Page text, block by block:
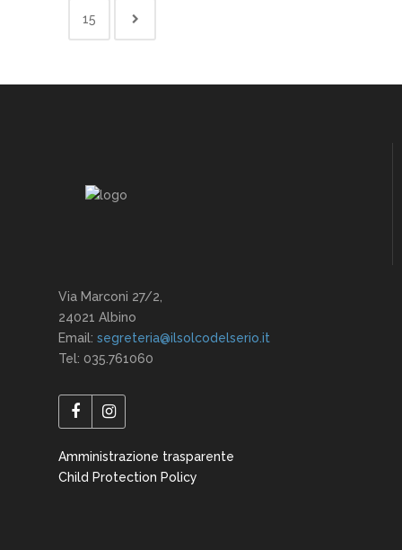
15
Via Marconi 27/2,
24021 Albino
Email: segreteria@ilsolcodelserio.it
Tel: 035.761060
Amministrazione trasparente
Child Protection Policy